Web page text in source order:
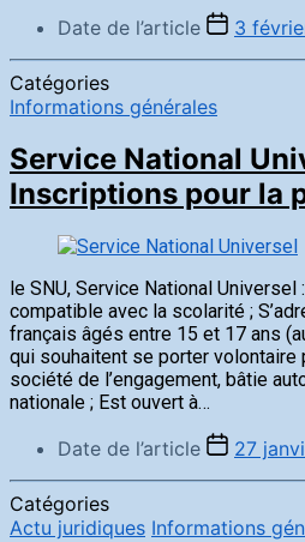
Date de l’article 3
Catégories
Informations générales
Service National
Inscriptions pour la
le SNU, Service National
compatible avec la scolarité ;
français âgés entre 15 et 17 ans
qui souhaitent se porter volontaire
société de l’engagement, bâtie
nationale ; Est ouvert à…
Date de l’article 27
Catégories
Actu juridiques Informations